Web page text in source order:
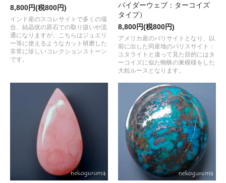
8,800円(税800円)
インド産のスコレサイトで多くの場
合、結晶状の原石での取り扱いや流
通になりますが、こちらはジュエリ
ー等に使えるようなカット研磨した
非常に珍しいコレクションストーン
です。
パイダーウェブ：ターコイズ
タイプ）
8,800円(税800円)
アメリカ産のバリサイトとなり、以
前に出した同産地のバリスサイト：
ユタライトと違って見た目的にはタ
ーコイズに似た蜘蛛の巣模様をした
大粒ルースとなります。